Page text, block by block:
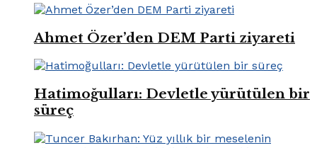
Ahmet Özer’den DEM Parti ziyareti
Hatimoğulları: Devletle yürütülen bir
süreç